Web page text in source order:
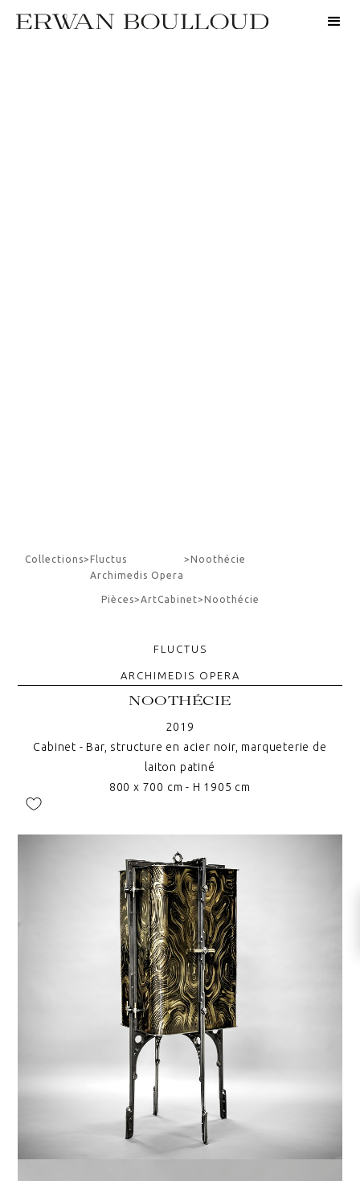
Collections>Fluctus
Archimedis Opera
>Noothécie
Pièces>ArtCabinet>Noothécie
FLUCTUS
ARCHIMEDIS OPERA
NOOTHÉCIE
2019
Cabinet - Bar, structure en acier noir, marqueterie de
laiton patiné
800 x 700 cm - H 1905 cm